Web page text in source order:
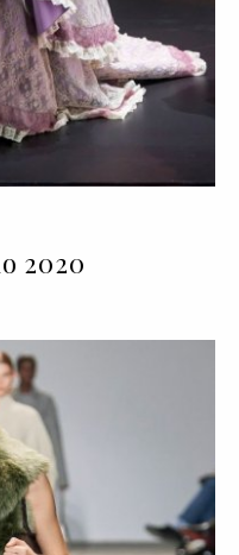
2020